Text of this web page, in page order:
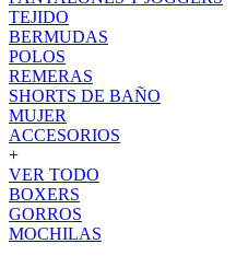
TEJIDO
BERMUDAS
POLOS
REMERAS
SHORTS DE BAÑO
MUJER
ACCESORIOS
+
VER TODO
BOXERS
GORROS
MOCHILAS